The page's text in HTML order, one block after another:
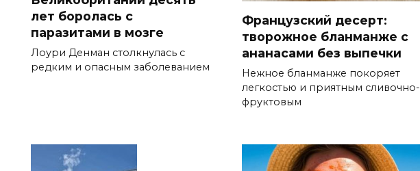
лет боролась с
паразитами в мозге
Лоури Денман столкнулась с
редким и опасным заболеванием
Французский десерт:
творожное бланманже с
ананасами без выпечки
Нежное бланманже покоряет
легкостью и приятным сливочно-
фруктовым